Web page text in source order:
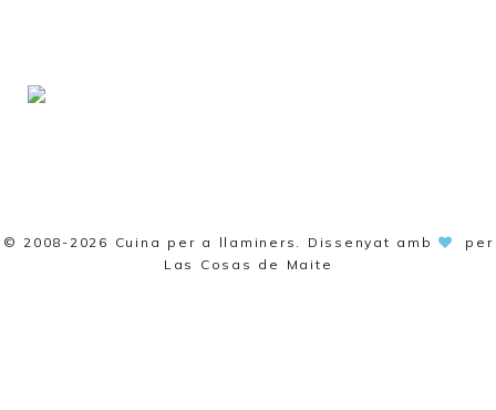
© 2008-2026 Cuina per a llaminers . Dissenyat amb
per
Las Cosas de Maite